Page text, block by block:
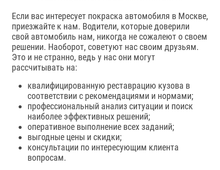
Если вас интересует покраска автомобиля в Москве,
приезжайте к нам. Водители, которые доверили
свой автомобиль нам, никогда не сожалеют о своем
решении. Наоборот, советуют нас своим друзьям.
Это и не странно, ведь у нас они могут
рассчитывать на:
квалифицированную реставрацию кузова в
соответствии с рекомендациями и нормами;
профессиональный анализ ситуации и поиск
наиболее эффективных решений;
оперативное выполнение всех заданий;
выгодные цены и скидки;
консультации по интересующим клиента
вопросам.